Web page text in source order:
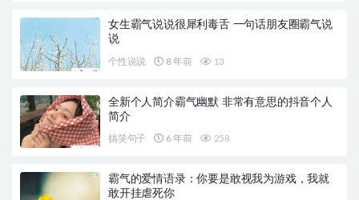
女生霸气说说很犀利毒舌 一句话朋友圈霸气说
说
个性说说 8 年前 13
全新个人简介霸气幽默 非常有意思的抖音个人
简介
搞笑句子 6 年前 258
霸气的爱情语录：你要是敢视我为游戏，我就
敢开挂虐死你